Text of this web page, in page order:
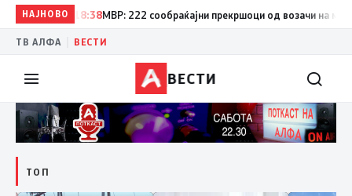
НАЈНОВО18:38МВР: 222 сообраќајни прекршоци од возачи на
ТВ АЛФА ВЕСТИ
ВЕСТИ
ТОП